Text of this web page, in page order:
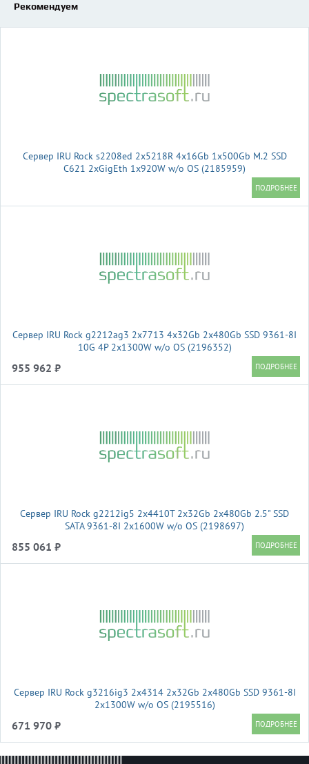
Рекомендуем
Сервер IRU Rock s2208ed 2x5218R 4x16Gb 1x500Gb M.2 SSD
С621 2xGigEth 1x920W w/o OS (2185959)
Сервер IRU Rock g2212ag3 2x7713 4x32Gb 2x480Gb SSD 9361-8I
10G 4P 2x1300W w/o OS (2196352)
955 962 ₽
Сервер IRU Rock g2212ig5 2x4410T 2x32Gb 2x480Gb 2.5" SSD
SATA 9361-8I 2x1600W w/o OS (2198697)
855 061 ₽
Сервер IRU Rock g3216ig3 2x4314 2x32Gb 2x480Gb SSD 9361-8I
2x1300W w/o OS (2195516)
671 970 ₽